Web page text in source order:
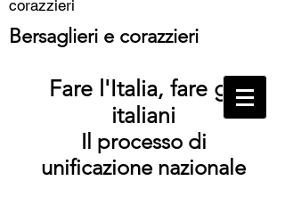
corazzieri
Bersaglieri e corazzieri
Fare l'Italia, fare gli
italiani
Il processo di
unificazione nazionale